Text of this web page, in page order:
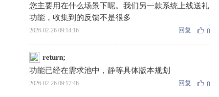
您主要用在什么场景下呢。我们另一款系统上线送礼
功能，收集到的反馈不是很多
2026-02-26 09:14:16 回复 0
return;
功能已经在需求池中，静等具体版本规划
2026-02-26 09:17:46 回复 0